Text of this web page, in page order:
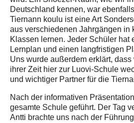
Deutschland kennen, war
Tiernann koulu ist eine Art
aus verschiedenen Jahrgängen in
Klassen lernen. Jeder Schüler hat
Lernplan und einen langfristigen
Uns wurde außerdem erklärt,
ihrer Zeit hier zur Luovi-Schule
und wichtiger Partner für die
Nach der informativen
gesamte Schule geführt. Der Tag
Antti brachte uns nach der